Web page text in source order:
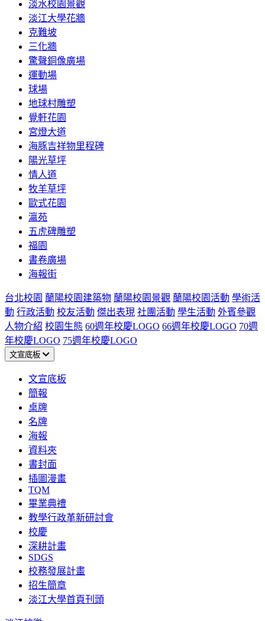
淡水校園景觀
淡江大學花牆
克難坡
三化牆
驚聲銅像廣場
運動場
球場
地球村雕塑
覺軒花園
宮燈大道
海豚吉祥物里程碑
陽光草坪
情人道
牧羊草坪
歐式花園
瀛苑
五虎碑雕塑
福園
書卷廣場
海報街
台北校園 蘭陽校園建築物 蘭陽校園景觀 蘭陽校園活動 學術活
動 行政活動 校友活動 傑出表現 社團活動 學生活動 外賓參觀
人物介紹 校園生態 60週年校慶LOGO 66週年校慶LOGO 70週
年校慶LOGO 75週年校慶LOGO
文宣底板
文宣底板
簡報
桌牌
名牌
海報
資料夾
書封面
插圖漫畫
TQM
畢業典禮
教學行政革新研討會
校慶
深耕計畫
SDGS
校務發展計畫
招生簡章
淡江大學首頁刊頭